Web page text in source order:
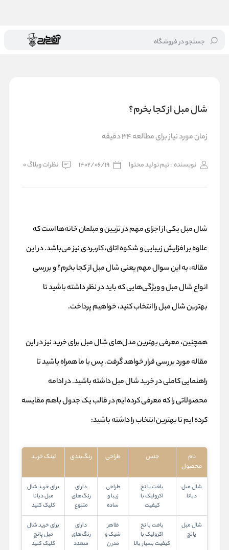
جستجو در فروشگاه خانه / بلاگ/ شال مبل از کجا بخرم؟
شال مبل از کجا بخرم؟
زمان مورد نیاز برای مطالعه 34 دقیقه
نویسنده : تیم تولید محتوا 1402/06/19 نظرات وبلاگ 0
شال مبلیکی از اجزای مهم در تزیین و مبلمان خانه‌ها است که
علاوه بر افزایش زیبایی و شکوه اتاق، کاربردی نیز می‌باشد. در این
مقاله، به این سوال مهم یعنی شال مبل از کجا بخرم؟ و بررسی
انواع شال مبل و ویژگی‌هایی که باید در نظر داشته باشید تا
بهترین شال مبل را انتخاب کنید، خواهیم پرداخت.
همچنین، معرفی بهترین مدل‌های شال مبل برای خرید نیز در این
مقاله مورد بررسی قرار خواهد گرفت. پس با ما همراه باشید تا
راهنمایی کاملی در خرید شال مبل داشته باشید. در ادامه
محصولاتی را که معرفی کرده ایم در قالب یک جدول باهم مقایسه
کرده ایم تا بهترین انتخاب را داشته باشید:
نام
محصول
جنس طراحی رنگ‌بندی لینک خرید
شال مبل
دیانا
بافت با نخ
اکرولیک با
کیفیت
طراحی
زیبا و
ساده
دارای
رنگ‌های
متنوع
برای خریدشال
مبل دیانا
کلیک کنید
شال مبل
پانچ
بافت با نخ
اکرولیک با
کیفیت بسیار بالا
ظاهر
شیک و
مدرن
دارای
رنگ‌های
متعدد
برای خریدشال
مبل پانچ
کلیک کنید